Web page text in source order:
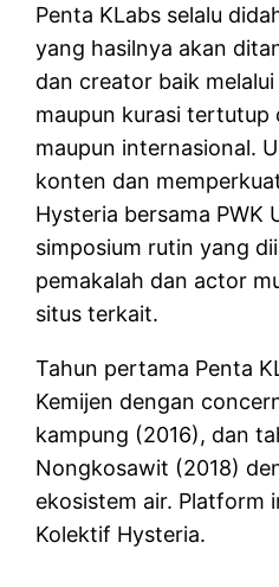
Penta KLabs selalu
yang hasilnya akan
dan creator baik
maupun kurasi tertutup
maupun internasional.
konten dan
Hysteria bersama PWK
simposium rutin yang
pemakalah dan actor
situs terkait.
Tahun pertama Penta
Kemijen dengan
kampung (2016), dan
Nongkosawit (2018)
ekosistem air. Platform
Kolektif Hysteria.